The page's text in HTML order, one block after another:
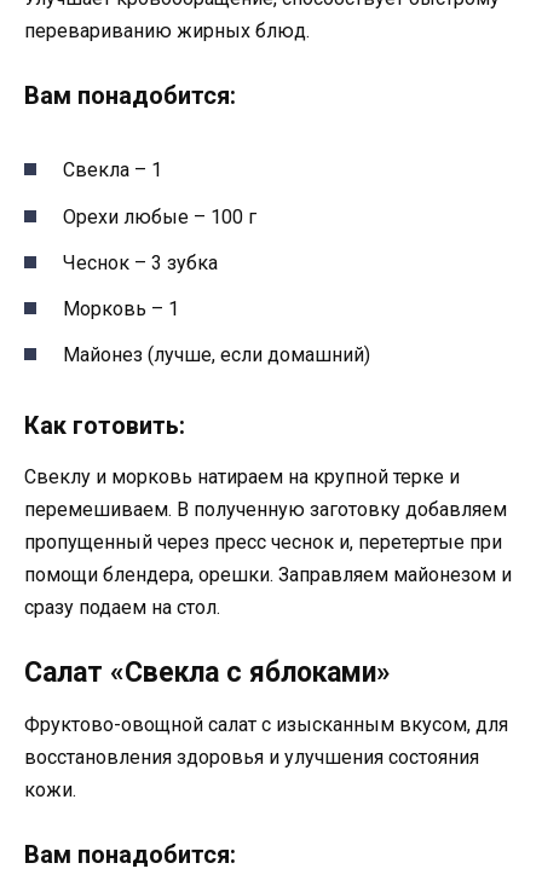
перевариванию жирных блюд.
Вам понадобится:
Свекла – 1
Орехи любые – 100 г
Чеснок – 3 зубка
Морковь – 1
Майонез (лучше, если домашний)
Как готовить:
Свеклу и морковь натираем на крупной терке и
перемешиваем. В полученную заготовку добавляем
пропущенный через пресс чеснок и, перетертые при
помощи блендера, орешки. Заправляем майонезом и
сразу подаем на стол.
Салат «Свекла с яблоками»
Фруктово-овощной салат с изысканным вкусом, для
восстановления здоровья и улучшения состояния
кожи.
Вам понадобится: